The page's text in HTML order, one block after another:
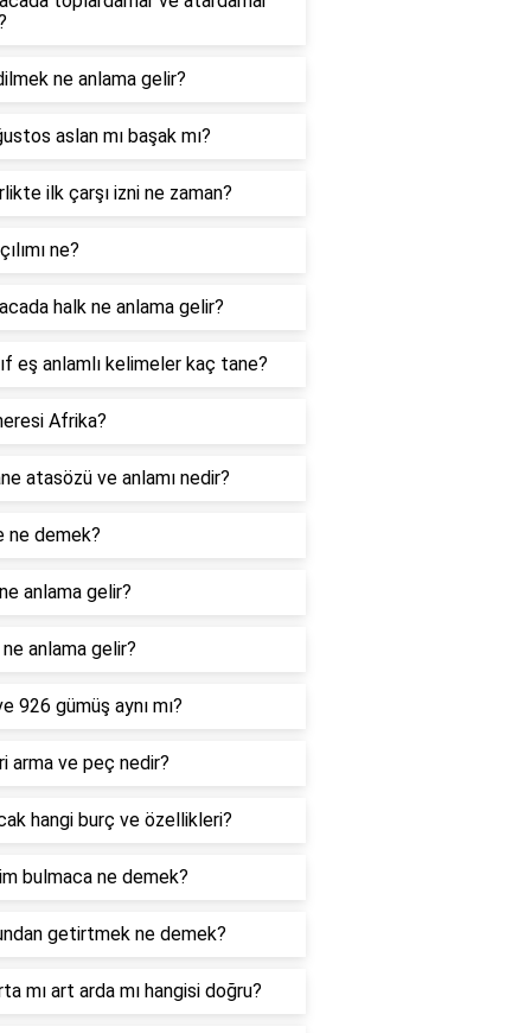
ne anlama gelir?
aslan mı başak mı?
ilk çarşı izni ne zaman?
ne?
halk ne anlama gelir?
eş anlamlı kelimeler kaç tane?
Afrika?
atasözü ve anlamı nedir?
ne demek?
anlama gelir?
anlama gelir?
926 gümüş aynı mı?
arma ve peç nedir?
hangi burç ve özellikleri?
bulmaca ne demek?
getirtmek ne demek?
mı art arda mı hangisi doğru?